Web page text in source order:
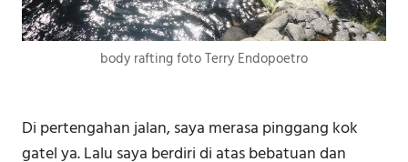
body rafting foto Terry Endopoetro
Di pertengahan jalan, saya merasa pinggang kok
gatel ya. Lalu saya berdiri di atas bebatuan dan